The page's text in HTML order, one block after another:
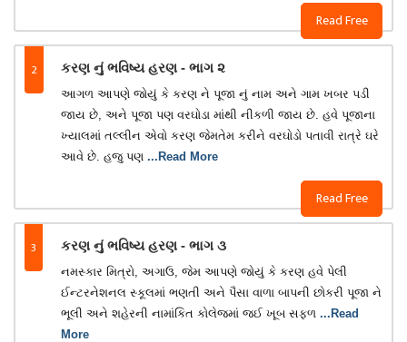
Read Free
2 કરણ નું ભવિષ્ય હરણ - ભાગ ૨
Read Free
આગળ આપણે જોયું કે કરણ ને પૂજા નું નામ અને ગામ ખબર પડી
જાય છે, અને પૂજા પણ વરઘોડા માંથી નીકળી જાય છે. હવે પૂજાના
ખ્યાલમાં તલ્લીન એવો કરણ જેમતેમ કરીને વરઘોડો પતાવી રાત્રે ઘરે
આવે છે. હજુ પણ ...Read More
3 કરણ નું ભવિષ્ય હરણ - ભાગ ૩
નમસ્કાર મિત્રો, અગાઉ, જેમ આપણે જોયું કે કરણ હવે પેલી
ઈન્ટરનેશનલ સ્કૂલમાં ભણતી અને પૈસા વાળા બાપની છોકરી પૂજા ને
ભૂલી અને શહેરની નામાંકિત કોલેજમાં જઈ ખૂબ સફળ ...Read
More